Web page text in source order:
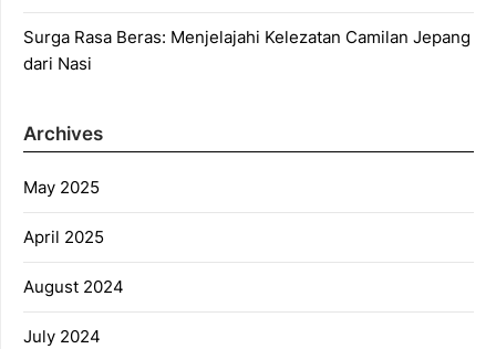
Surga Rasa Beras: Menjelajahi Kelezatan Camilan Jepang
dari Nasi
Archives
May 2025
April 2025
August 2024
July 2024